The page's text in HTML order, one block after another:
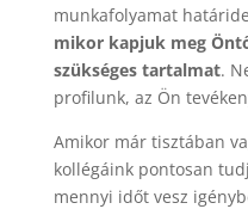
munkafolyamat
mikor kapjuk meg
szükséges tartalmat.
profilunk, az Ön
Amikor már tisztában
kollégáink pontosan
mennyi időt vesz